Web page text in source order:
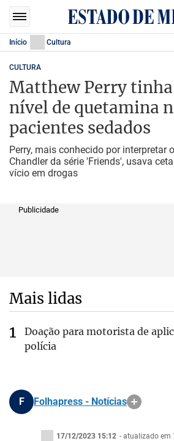
Início Cultura
CULTURA
Matthew Perry
nível de quetamina
pacientes sedados
Perry, mais conhecido por interpretar
Chandler da série 'Friends', usava
vício em drogas
Publicidade
Mais lidas
Doação para motorista de
polícia
F Folhapress - Notícias
17/12/2023 15:12 - atualizado